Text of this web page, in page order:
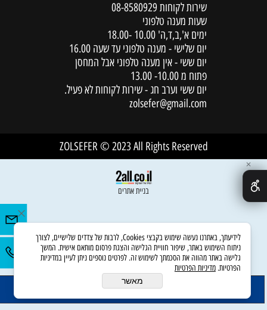
הוסף לסל
שירות לקוחות 08-8580929
שעות מענה טלפוני
ימים א',ב,ד,ה' 10.00 -18.00
יום שלישי - מענה טלפוני עד שעה 16.00
יום ששי - אין מענה טלפוני אבל המחסן
פתוח מ 10.00- 13.00
יום ששי וערב חג - שירות לקוחות לא פעיל.
zolsefer@gmail.com
ZOLSEFER © 2023 All Rights Reserved
בניית אתרים
✕
לידיעתך, באתרנו נעשה שימוש בקבצי Cookies, לרבות של צדדים שלישיים, לצורך
ניתוח השימוש באתר, שיפור חוויית הגלישה והצגת פרסום מותאם אישית. המשך
גלישה באתר מהווה את הסכמתך לשימוש זה. לפרטים נוספים ניתן לעיין במדיניות
הפרטיות. מדיניות הפרטיות
מאשר